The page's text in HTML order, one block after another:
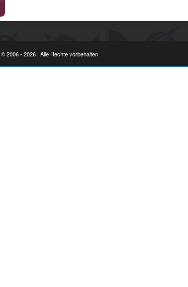
2006 - 2026 | Alle Rechte vorbehalten